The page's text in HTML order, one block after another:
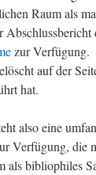
Raum als
zur Verfügung.
auf der
hat.
also eine
Verfügung, die
als bibliophiles